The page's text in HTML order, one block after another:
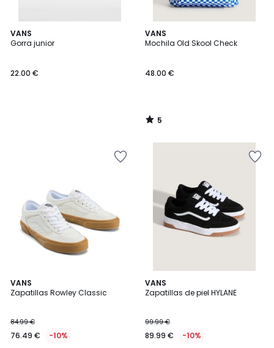
VANS
Gorra junior
22.00 €
VANS
Mochila Old Skool Check
48.00 €
5
/
5
/
VANS
Zapatillas Rowley Classic
84.99 €
76.49 € -10%
VANS
Zapatillas de piel HYLANE
99.99 €
89.99 € -10%
3,3
/ 5